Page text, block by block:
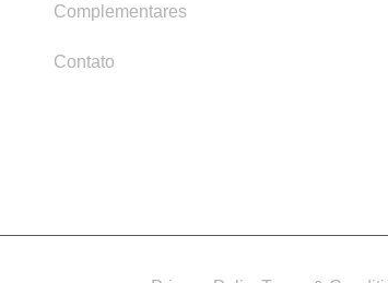
Complementares
Contato